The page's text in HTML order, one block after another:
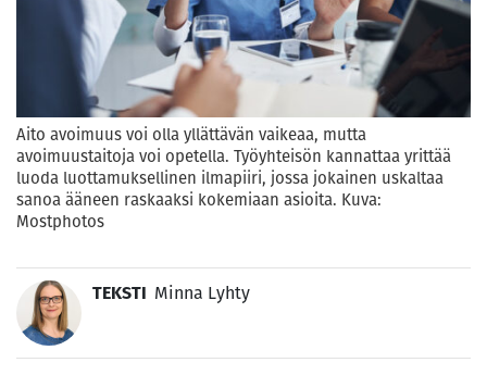
Aito avoimuus voi olla yllättävän vaikeaa, mutta
avoimuustaitoja voi opetella. Työyhteisön kannattaa yrittää
luoda luottamuksellinen ilmapiiri, jossa jokainen uskaltaa
sanoa ääneen raskaaksi kokemiaan asioita. Kuva:
Mostphotos
TEKSTI Minna Lyhty